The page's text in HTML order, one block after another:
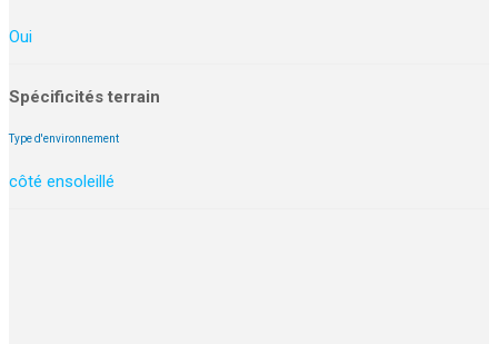
Oui
Spécificités terrain
Type d'environnement
côté ensoleillé